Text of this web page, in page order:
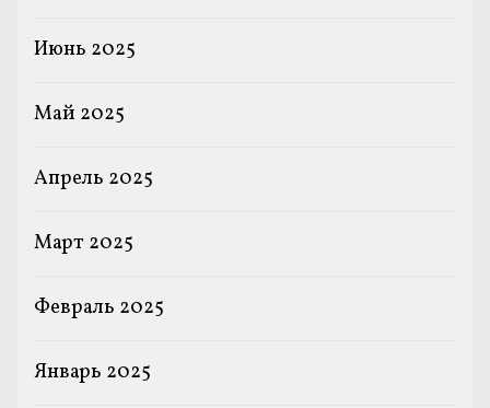
Июнь 2025
Май 2025
Апрель 2025
Март 2025
Февраль 2025
Январь 2025